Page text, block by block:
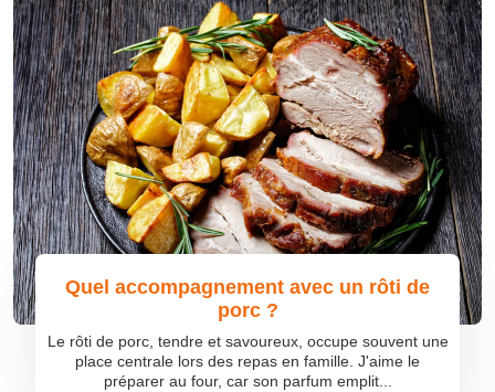
Quel accompagnement avec un rôti de
porc ?
Le rôti de porc, tendre et savoureux, occupe souvent une
place centrale lors des repas en famille. J'aime le
préparer au four, car son parfum emplit...